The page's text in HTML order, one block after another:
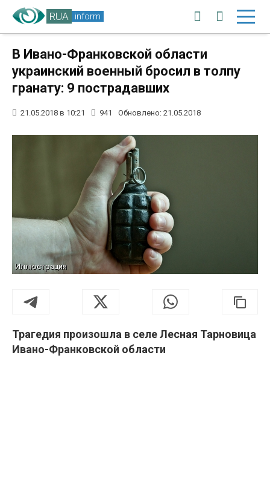
RUA inform
В Ивано-Франковской области
украинский военный бросил в толпу
гранату: 9 пострадавших
21.05.2018 в 10:21 941 Обновлено: 21.05.2018
Иллюстрация
Трагедия произошла в селе Лесная Тарновица
Ивано-Франковской области